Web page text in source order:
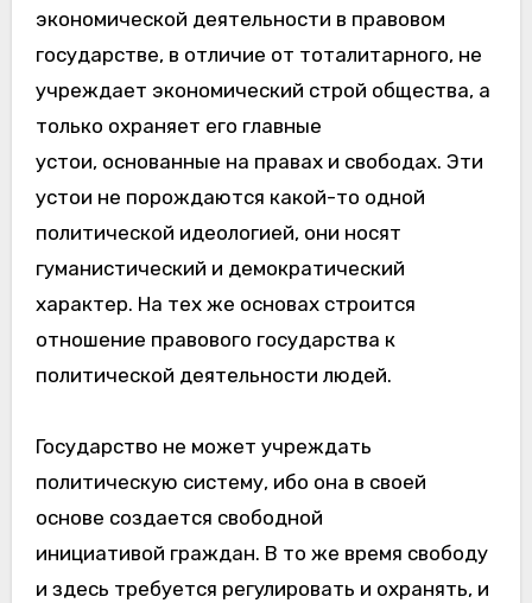
экономической деятельности в правовом
государстве, в отличие от тоталитарного, не
учреждает экономический строй общества, а
только охраняет его главные
устои, основанные на правах и свободах. Эти
устои не порождаются какой-то одной
политической идеологией, они носят
гуманистический и демократический
характер. На тех же основах строится
отношение правового государства к
политической деятельности людей.
Государство не может учреждать
политическую систему, ибо она в своей
основе создается свободной
инициативой граждан. В то же время свободу
и здесь требуется регулировать и охранять, и